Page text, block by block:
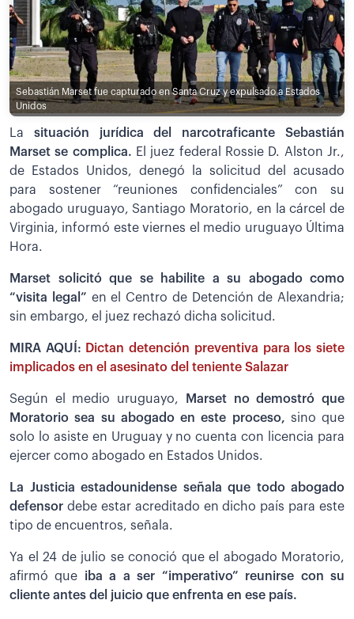
Sebastián Marset fue capturado en Santa Cruz y expulsado a Estados
Unidos
La situación jurídica del narcotraficante Sebastián
Marset se complica. El juez federal Rossie D. Alston Jr.,
de Estados Unidos, denegó la solicitud del acusado
para sostener “reuniones confidenciales” con su
abogado uruguayo, Santiago Moratorio, en la cárcel de
Virginia, informó este viernes el medio uruguayo Última
Hora.
Marset solicitó que se habilite a su abogado como
“visita legal” en el Centro de Detención de Alexandria;
sin embargo, el juez rechazó dicha solicitud.
MIRA AQUÍ: Dictan detención preventiva para los siete
implicados en el asesinato del teniente Salazar
Según el medio uruguayo,
Marset no demostró que
Moratorio sea su abogado en este proceso, sino que
solo lo asiste en Uruguay y no cuenta con licencia para
ejercer como abogado en Estados Unidos.
La Justicia estadounidense señala que todo abogado
defensor debe estar acreditado en dicho país para este
tipo de encuentros, señala.
Ya el 24 de julio se conoció que el abogado Moratorio,
afirmó que iba a a ser “imperativo” reunirse con su
cliente antes del juicio que enfrenta en ese país.